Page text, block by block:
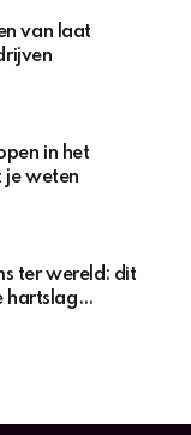
van laat
in het
je weten
ter wereld: dit
hartslag